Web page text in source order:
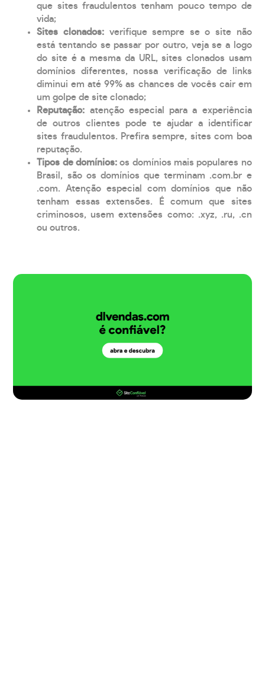
que sites fraudulentos tenham pouco tempo de
vida;
Sites clonados: verifique sempre se o site não
está tentando se passar por outro, veja se a logo
do site é a mesma da URL, sites clonados usam
domínios diferentes, nossa verificação de links
diminui em até 99% as chances de vocês cair em
um golpe de site clonado;
Reputação: atenção especial para a experiência
de outros clientes pode te ajudar a identificar
sites fraudulentos. Prefira sempre, sites com boa
reputação.
Tipos de domínios:os domínios mais populares no
Brasil, são os domínios que terminam .com.br e
.com. Atenção especial com domínios que não
tenham essas extensões. É comum que sites
criminosos, usem extensões como: .xyz, .ru, .cn
ou outros.